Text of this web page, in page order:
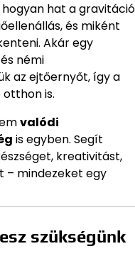
hat a gravitáció
és miként
Akár egy
némi
az ejtőernyőt, így a
is.
valódi
is egyben. Segít
kreativitást,
– mindezeket egy
szükségünk